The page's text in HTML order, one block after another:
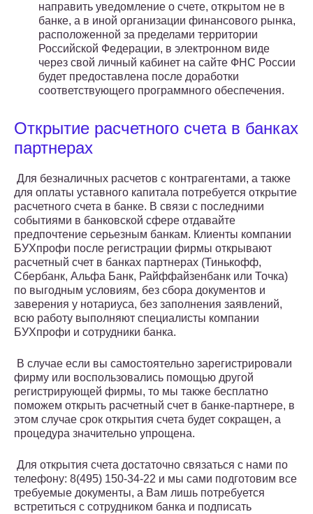
направить уведомление о счете, открытом не в
банке, а в иной организации финансового рынка,
расположенной за пределами территории
Российской Федерации, в электронном виде
через свой личный кабинет на сайте ФНС России
будет предоставлена после доработки
соответствующего программного обеспечения.
Открытие расчетного счета в банках
партнерах
Для безналичных расчетов с контрагентами, а также
для оплаты уставного капитала потребуется открытие
расчетного счета в банке. В связи с последними
событиями в банковской сфере отдавайте
предпочтение серьезным банкам. Клиенты компании
БУХпрофи после регистрации фирмы открывают
расчетный счет в банках партнерах (Тинькофф,
Сбербанк, Альфа Банк, Райффайзенбанк или Точка)
по выгодным условиям, без сбора документов и
заверения у нотариуса, без заполнения заявлений,
всю работу выполняют специалисты компании
БУХпрофи и сотрудники банка.
В случае если вы самостоятельно зарегистрировали
фирму или воспользовались помощью другой
регистрирующей фирмы, то мы также бесплатно
поможем открыть расчетный счет в банке-партнере, в
этом случае срок открытия счета будет сокращен, а
процедура значительно упрощена.
Для открытия счета достаточно связаться с нами по
телефону: 8(495) 150-34-22 и мы сами подготовим все
требуемые документы, а Вам лишь потребуется
встретиться с сотрудником банка и подписать